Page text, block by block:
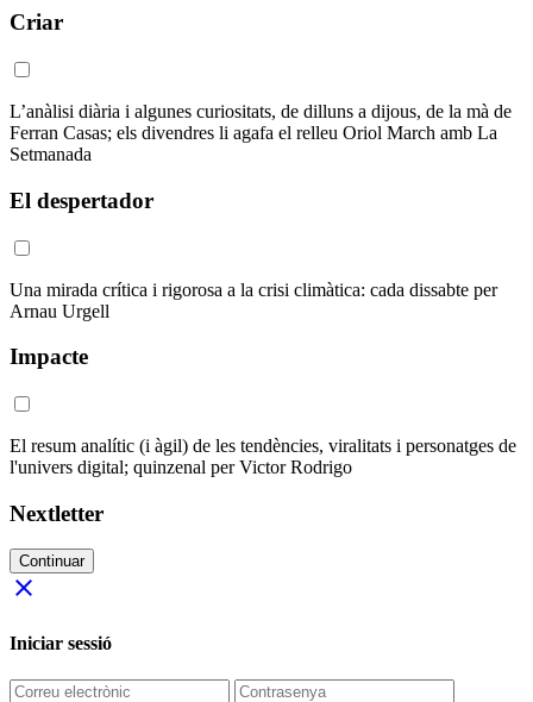
Criar
L’anàlisi diària i algunes curiositats, de dilluns a dijous, de la mà de
Ferran Casas; els divendres li agafa el relleu Oriol March amb La
Setmanada
El despertador
Una mirada crítica i rigorosa a la crisi climàtica: cada dissabte per
Arnau Urgell
Impacte
El resum analític (i àgil) de les tendències, viralitats i personatges de
l'univers digital; quinzenal per Victor Rodrigo
Nextletter
Continuar
close
Iniciar sessió